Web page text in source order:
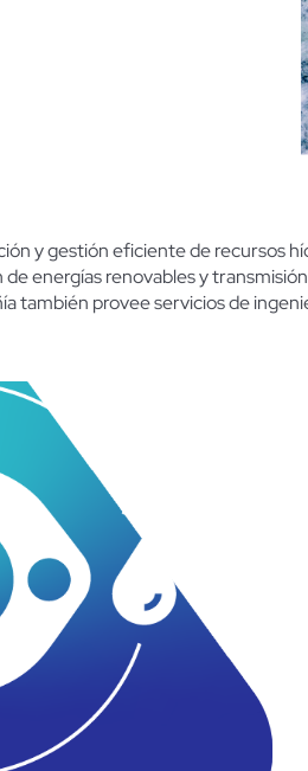
y gestión eficiente de recursos
energías renovables y
también provee servicios de